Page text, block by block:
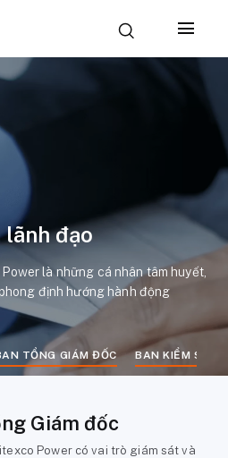
lãnh đạo
là những cá nhân tâm huyết,
định hướng hành động
TỔNG GIÁM ĐỐC BAN KIỂM SOÁT
Giám đốc
Power có vai trò giám sát và